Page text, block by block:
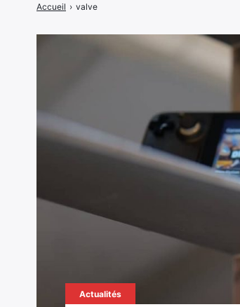
Accueil › valve
Actualités